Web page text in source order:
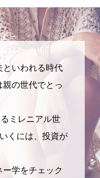
といわれる時代
の世代でとっ
ミレニアル世
くには、投資が
学をチェック